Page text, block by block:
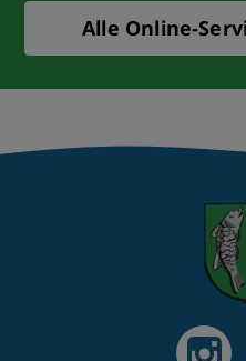
Alle Online-